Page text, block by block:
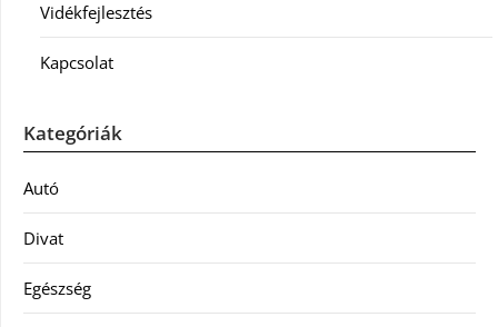
Vidékfejlesztés
Kapcsolat
Kategóriák
Autó
Divat
Egészség